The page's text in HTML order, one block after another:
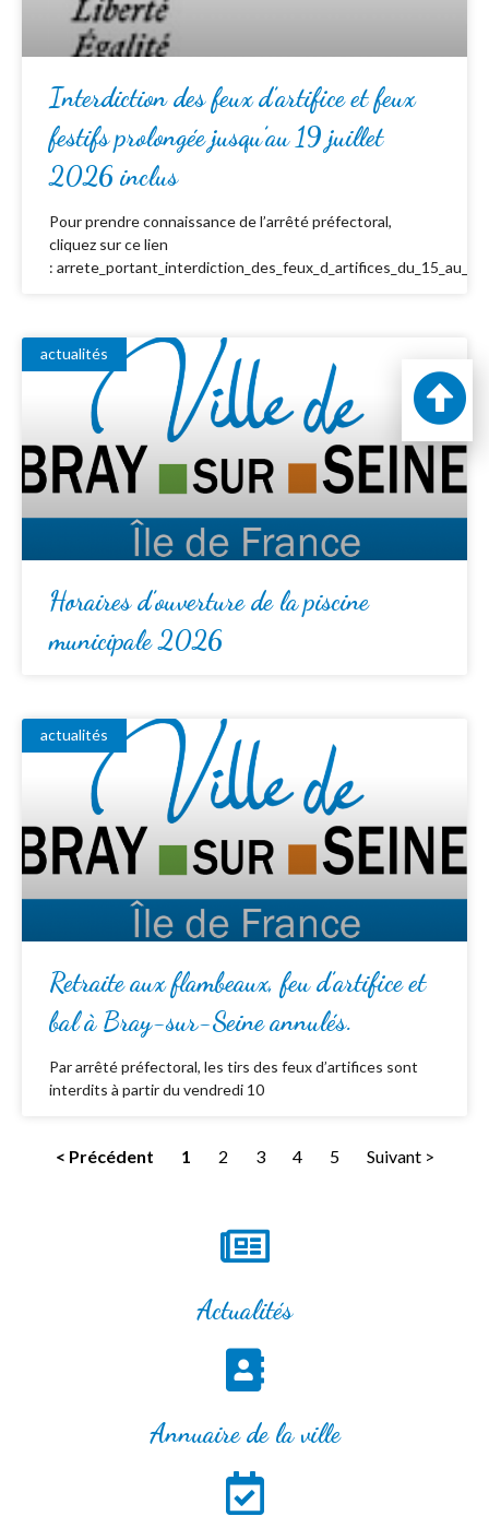
Interdiction des feux d’artifice et feux
festifs prolongée jusqu’au 19 juillet
2026 inclus
Pour prendre connaissance de l’arrêté préfectoral,
cliquez sur ce lien
:
actualités
Horaires d’ouverture de la piscine
municipale 2026
actualités
Retraite aux flambeaux, feu d’artifice et
bal à Bray-sur-Seine annulés.
Par arrêté préfectoral, les tirs des feux d’artifices sont
interdits à partir du vendredi 10
< Précédent 1 2 3 4 5 Suivant >
Actualités
Annuaire de la ville